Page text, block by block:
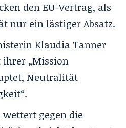
den EU-Vertrag, als
nur ein lästiger Absatz.
Klaudia Tanner
ihrer „Mission
Neutralität
wettert gegen die